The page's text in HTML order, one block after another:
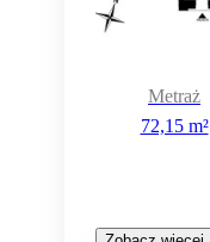
Metraż
72,15 m²